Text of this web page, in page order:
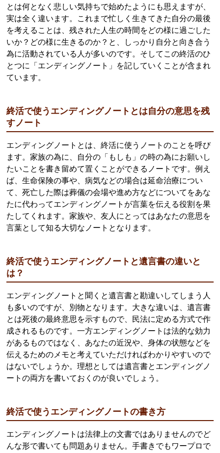
とは何となく悲しい気持ちで始めたようにも思えますが、
実は全く違います。これまで忙しく生きてきた自分の最後
を考えることは、残された人生の時間をどの様に過ごした
いか？どの様に生きるのか？と、しっかり自分と向き合う
為に活動されている人が多いのです。そしてこの終活のひ
とつに「エンディングノート」を記していくことが含まれ
ています。
終活で使うエンディングノートとは自分の意思を残
すノート
エンディングノートとは、終活に使うノートのことを呼び
ます。家族の為に、自分の「もしも」の時の為にお願いし
たいことを書き留めて置くことができるノートです。例え
ば、生命保険の事や、病気などの場合は延命治療につい
て、死亡した際は葬儀の会場や進め方などについてをあな
たに代わってエンディングノートが言葉を伝える役割を果
たしてくれます。家族や、友人にとってはあなたの意思を
言葉として知る大切なノートとなります。
終活で使うエンディングノートと遺言書の違いと
は？
エンディングノートと聞くと遺言書と勘違いしてしまう人
も多いのですが、別物となります。大きな違いは、遺言書
とは死後の最終意思を示すもので、民法に定める方式で作
成されるものです。一方エンディングノートは法的な効力
があるものではなく、あなたの近況や、身体の状態などを
伝えるためのメモと考えていただければわかりやすいので
はないでしょうか。理想としては遺言書とエンディングノ
ートの両方を書いておくのが良いでしょう。
終活で使うエンディングノートの書き方
エンディングノートは法律上の文書ではありませんのでど
んな形で書いても問題ありません。手書きでもワープロで